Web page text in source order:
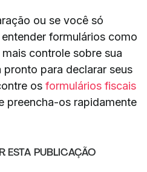
ou se você só
formulários como
controle sobre sua
pronto para declarar seus
os formulários fiscais
preencha-os rapidamente
ESTA PUBLICAÇÃO